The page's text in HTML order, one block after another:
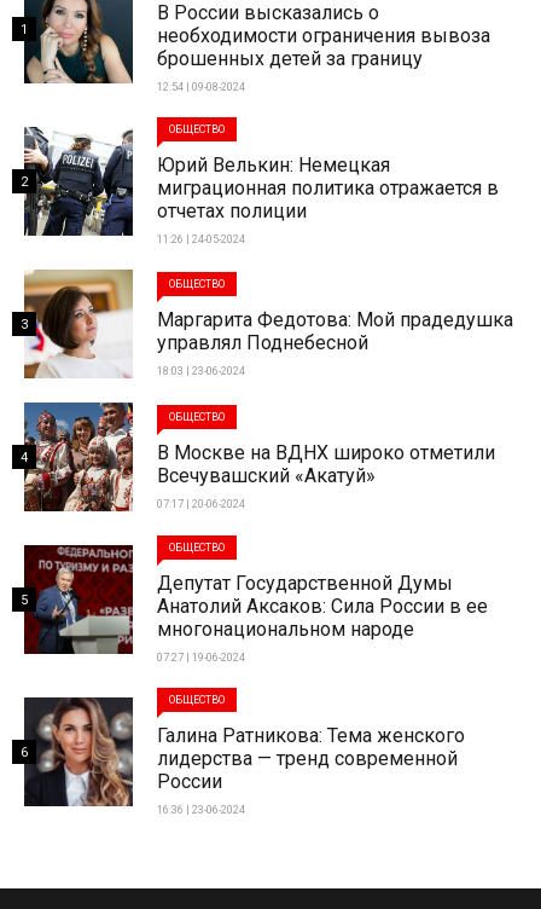
В России высказались о
необходимости ограничения вывоза
брошенных детей за границу
12:54 | 09-08-2024
1
ОБЩЕСТВО
Юрий Велькин: Немецкая
миграционная политика отражается в
отчетах полиции
11:26 | 24-05-2024
2
ОБЩЕСТВО
Маргарита Федотова: Мой прадедушка
управлял Поднебесной
18:03 | 23-06-2024
3
ОБЩЕСТВО
В Москве на ВДНХ широко отметили
Всечувашский «Акатуй»
07:17 | 20-06-2024
4
ОБЩЕСТВО
Депутат Государственной Думы
Анатолий Аксаков: Сила России в ее
многонациональном народе
07:27 | 19-06-2024
5
ОБЩЕСТВО
Галина Ратникова: Тема женского
лидерства — тренд современной
России
16:36 | 23-06-2024
6